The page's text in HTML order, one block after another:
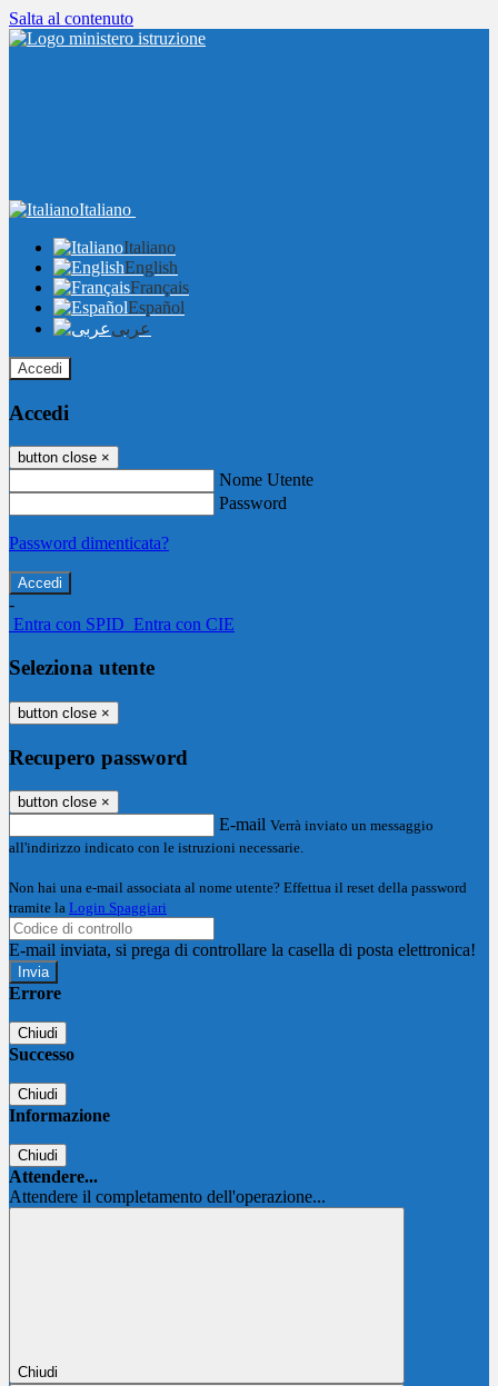
Salta al contenuto
Italiano
Italiano
English
Français
Español
عربى
Accedi
Accedi
button close ×
Nome Utente
Password
Password dimenticata?
-
Entra con SPID Entra con CIE
Seleziona utente
button close ×
Recupero password
button close ×
E-mail Verrà inviato un messaggio
all'indirizzo indicato con le istruzioni necessarie.
Non hai una e-mail associata al nome utente? Effettua il reset della password
tramite la Login Spaggiari
E-mail inviata, si prega di controllare la casella di posta elettronica!
Errore
Chiudi
Successo
Chiudi
Informazione
Chiudi
Attendere...
Attendere il completamento dell'operazione...
Chiudi